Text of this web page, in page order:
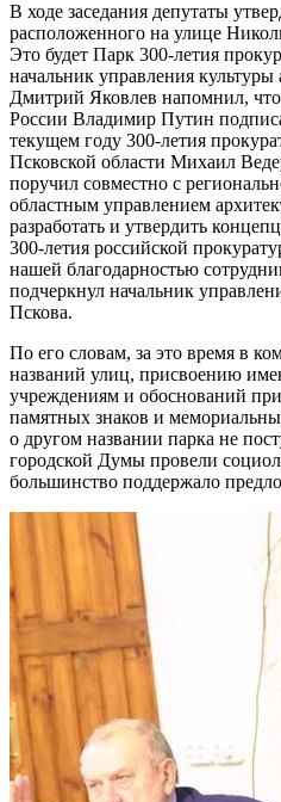
В ходе заседания депутаты
расположенного на улице
Это будет Парк 300-летия
начальник управления
Дмитрий Яковлев напомнил, что
России Владимир Путин
текущем году 300-летия
Псковской области Михаил
поручил совместно с
областным управлением
разработать и утвердить
300-летия российской
нашей благодарностью
подчеркнул начальник
Пскова.
По его словам, за это время в
названий улиц, присвоению
учреждениям и обоснований
памятных знаков и
о другом названии парка не
городской Думы провели
большинство поддержало